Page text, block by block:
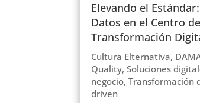
Elevando el
Datos en el Centro
Transformación
Cultura Elternativa,
Quality,Soluciones
negocio,Transformación
driven